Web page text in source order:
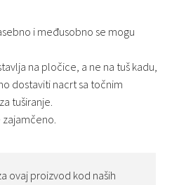
i međusobno se mogu
na pločice, a ne na tuš kadu,
dostaviti nacrt sa točnim
tuširanje.
ovaj proizvod kod naših